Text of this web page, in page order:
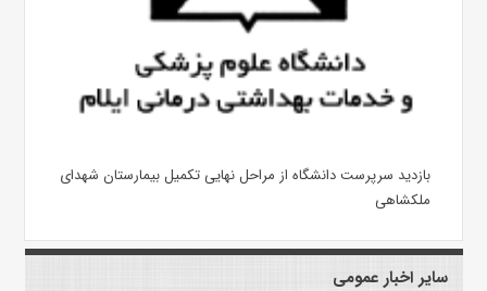
بازدید سرپرست دانشگاه از مراحل نهایی تکمیل بیمارستان شهدای
ملکشاهی
سایر اخبار عمومی